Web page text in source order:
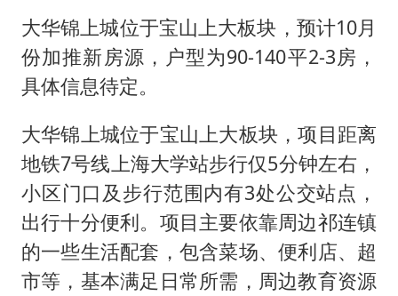
大华锦上城位于宝山上大板块，预计10月
份加推新房源，户型为90-140平2-3房，
具体信息待定。
大华锦上城位于宝山上大板块，项目距离
地铁7号线上海大学站步行仅5分钟左右，
小区门口及步行范围内有3处公交站点，
出行十分便利。项目主要依靠周边祁连镇
的一些生活配套，包含菜场、便利店、超
市等，基本满足日常所需，周边教育资源